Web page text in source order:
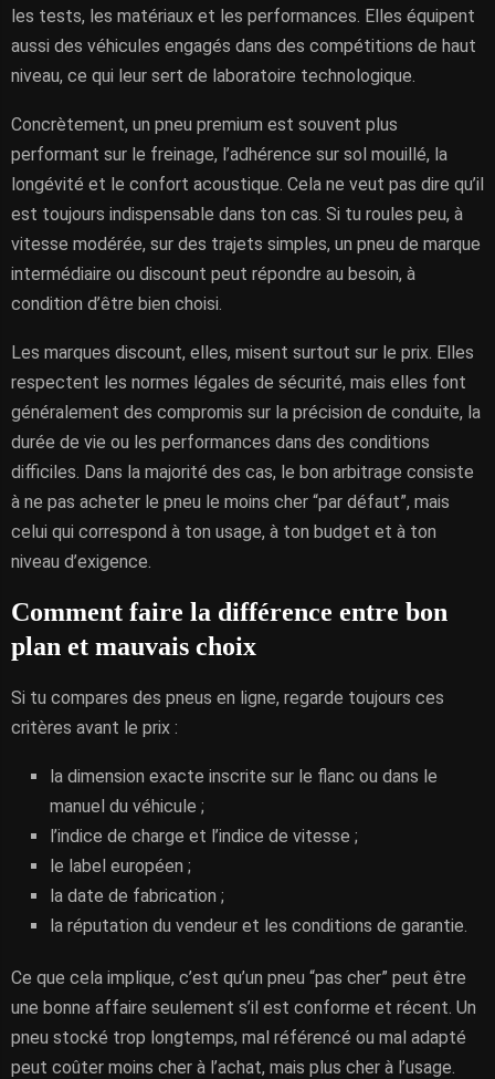
les tests, les matériaux et les performances. Elles équipent
aussi des véhicules engagés dans des compétitions de haut
niveau, ce qui leur sert de laboratoire technologique.
Concrètement, un pneu premium est souvent plus
performant sur le freinage, l’adhérence sur sol mouillé, la
longévité et le confort acoustique. Cela ne veut pas dire qu’il
est toujours indispensable dans ton cas. Si tu roules peu, à
vitesse modérée, sur des trajets simples, un pneu de marque
intermédiaire ou discount peut répondre au besoin, à
condition d’être bien choisi.
Les marques discount, elles, misent surtout sur le prix. Elles
respectent les normes légales de sécurité, mais elles font
généralement des compromis sur la précision de conduite, la
durée de vie ou les performances dans des conditions
difficiles. Dans la majorité des cas, le bon arbitrage consiste
à ne pas acheter le pneu le moins cher “par défaut”, mais
celui qui correspond à ton usage, à ton budget et à ton
niveau d’exigence.
Comment faire la différence entre bon
plan et mauvais choix
Si tu compares des pneus en ligne, regarde toujours ces
critères avant le prix :
la dimension exacte inscrite sur le flanc ou dans le
manuel du véhicule ;
l’indice de charge et l’indice de vitesse ;
le label européen ;
la date de fabrication ;
la réputation du vendeur et les conditions de garantie.
Ce que cela implique, c’est qu’un pneu “pas cher” peut être
une bonne affaire seulement s’il est conforme et récent. Un
pneu stocké trop longtemps, mal référencé ou mal adapté
peut coûter moins cher à l’achat, mais plus cher à l’usage.